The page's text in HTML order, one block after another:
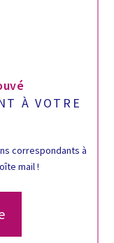
À VOTRE
correspondants à
mail !